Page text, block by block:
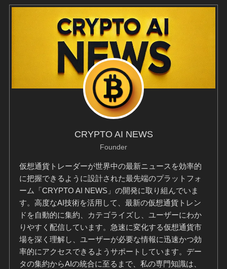
CRYPTO AI NEWS
Founder
仮想通貨トレーダーが世界中の最新ニュースを効率的
に把握できるように設計された最先端のプラットフォ
ーム「CRYPTO AI NEWS」の開発に取り組んでいま
す。高度なAI技術を活用して、最新の仮想通貨トレン
ドを自動的に集約、カテゴライズし、ユーザーにわか
りやすく配信しています。急速に変化する仮想通貨市
場を深く理解し、ユーザーが必要な情報に迅速かつ効
率的にアクセスできるようサポートしています。デー
タの集約からAIの統合に至るまで、私の専門知識は、